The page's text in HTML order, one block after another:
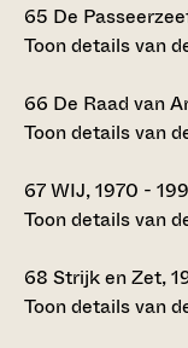
65 De
Toon details van
66 De Raad van
Toon details van
67WIJ, 1970 -
Toon details van
68 Strijk en Zet,
Toon details van